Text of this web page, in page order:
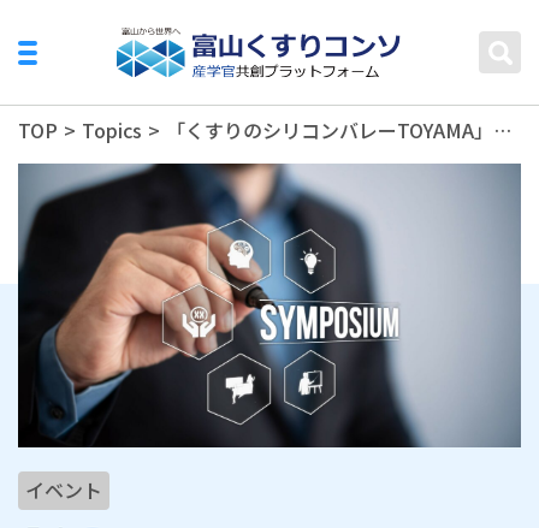
TOP > Topics > 「くすりのシリコンバレーTOYAMA」創造コンソーシアム産学官連携シンポジウム2021の開催について
イベント